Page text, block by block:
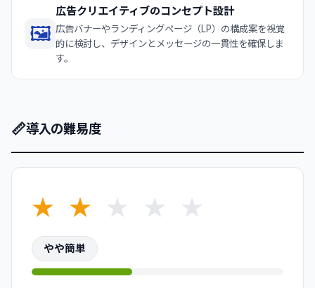
🖼️
広告クリエイティブのコンセプト設計
広告バナーやランディングページ（LP）の構成案を視覚
的に検討し、デザインとメッセージの一貫性を確保しま
す。
📏導入の難易度
★ ★ ★ ★ ★
やや簡単